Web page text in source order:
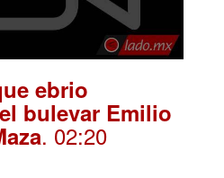
ebrio
bulevar Emilio
. 02:20